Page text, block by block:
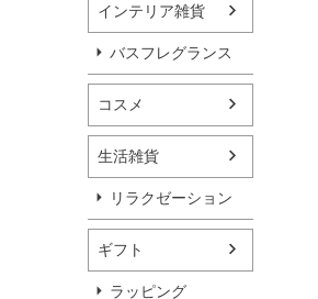
インテリア雑貨
バスフレグランス
コスメ
生活雑貨
リラクゼーション
ギフト
ラッピング